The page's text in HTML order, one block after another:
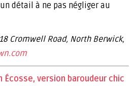
détail à ne pas négliger au
Cromwell Road, North Berwick,
Écosse, version baroudeur chic